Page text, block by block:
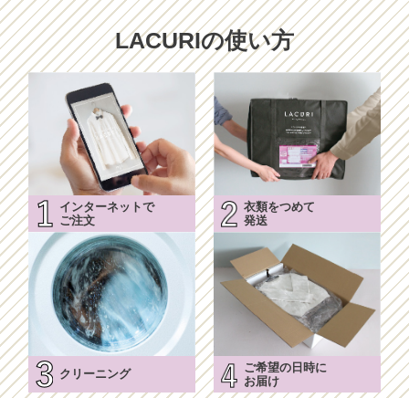
LACURIの使い方
インターネットで
ご注文
衣類をつめて
発送
クリーニング
ご希望の日時に
お届け